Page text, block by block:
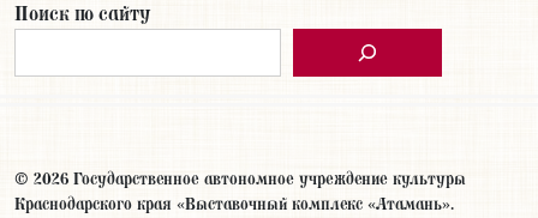
Поиск по сайту
© 2026 Государственное автономное учреждение культуры
Краснодарского края «Выставочный комплекс «Атамань».